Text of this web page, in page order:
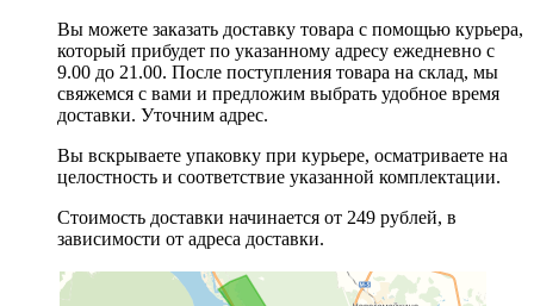
Вы можете заказать доставку товара с помощью курьера,
который прибудет по указанному адресу ежедневно с
9.00 до 21.00. После поступления товара на склад, мы
свяжемся с вами и предложим выбрать удобное время
доставки. Уточним адрес.
Вы вскрываете упаковку при курьере, осматриваете на
целостность и соответствие указанной комплектации.
Стоимость доставки начинается от 249 рублей, в
зависимости от адреса доставки.